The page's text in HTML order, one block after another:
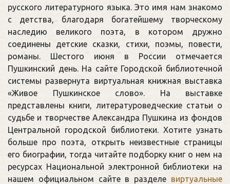
русского литературного языка. Это имя нам знакомо
с детства, благодаря богатейшему творческому
наследию великого поэта, в котором дружно
соединены детские сказки, стихи, поэмы, повести,
романы. Шестого июня в России отмечается
Пушкинский день. На сайте Городской библиотечной
системы развернута виртуальная книжная выставка
«Живое Пушкинское слово». На выставке
представлены книги, литературоведческие статьи о
судьбе и творчестве Александра Пушкина из фондов
Центральной городской библиотеки. Хотите узнать
больше про поэта, открыть неизвестные страницы
его биографии, тогда читайте подборку книг о нем на
ресурсах Национальной электронной библиотеки на
нашем официальном сайте в разделе виртуальные